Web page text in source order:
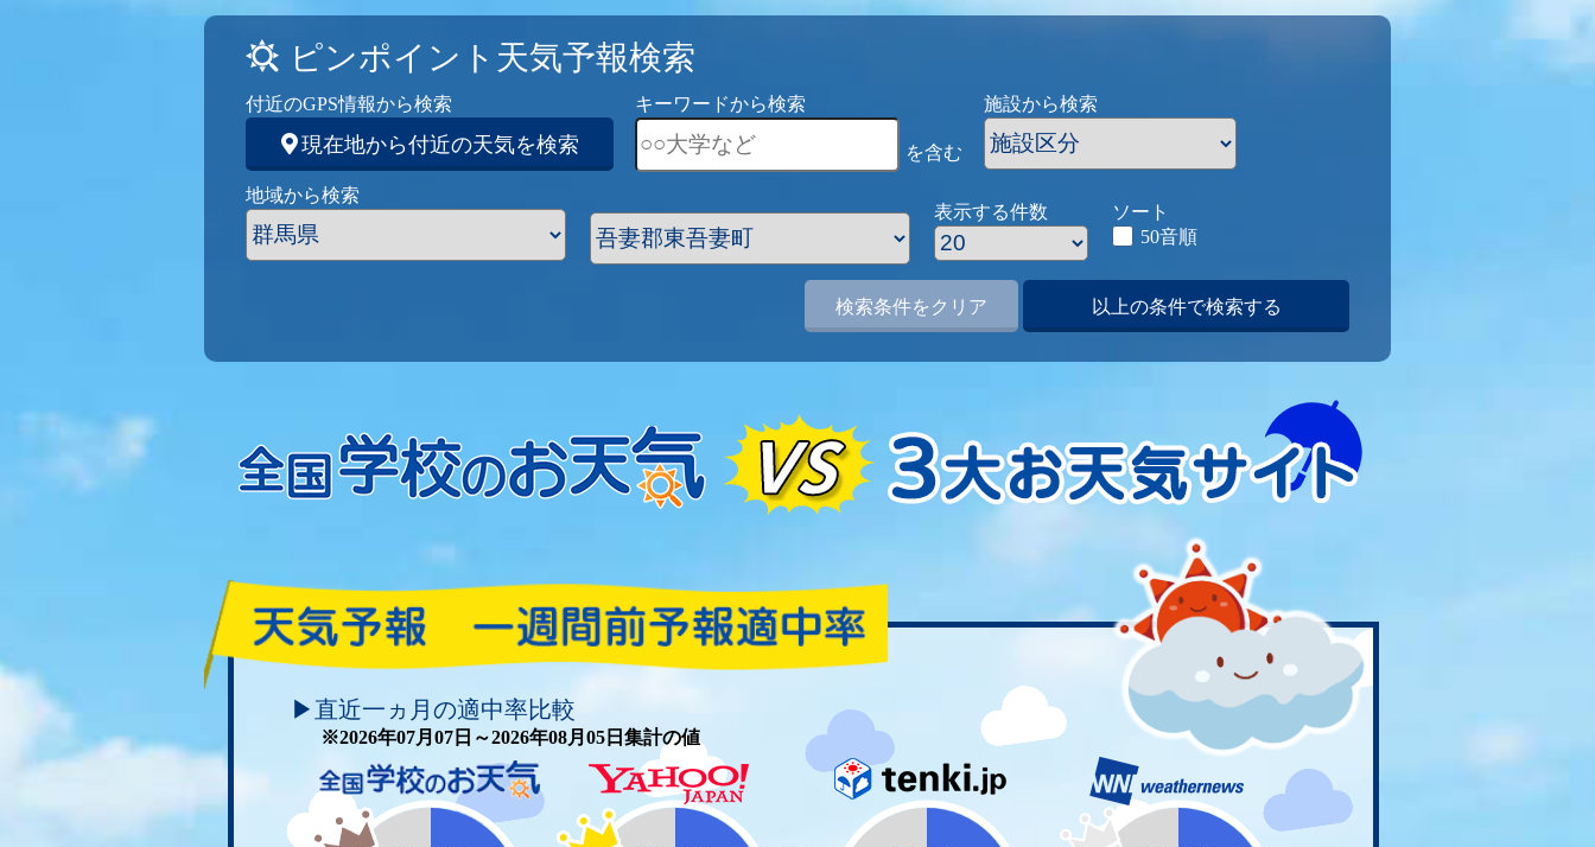
ピンポイント天気予報検索
付近のGPS情報から検索
現在地から付近の天気を検索
キーワードから検索
を含む
施設から検索
地域から検索
表示する件数
ソート
50音順
検索条件をクリア 以上の条件で検索する
頑張れ！学校のお天気
▶直近一ヵ月の適中率比較
※2026年07月07日～2026年08月05日集計の値